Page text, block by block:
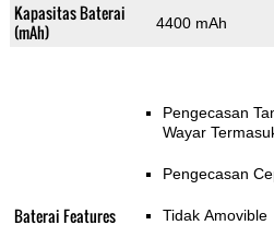
Kapasitas Baterai
(mAh)
4400 mAh
Baterai Features
Pengecasan
Wayar
Pengecasan
Tidak Amovible